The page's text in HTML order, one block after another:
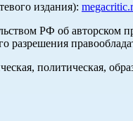
издания):
РФ об
разрешения
политическая,